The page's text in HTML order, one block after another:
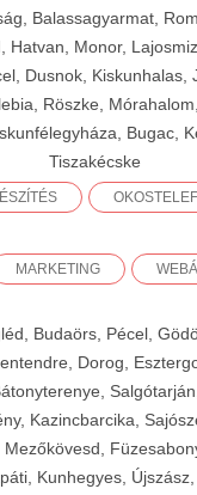
Balassagyarmat,
Hatvan, Monor,
Dusnok, Kiskunhalas,
Röszke,
Bugac,
Tiszakécske
MARKETING
Budaörs, Pécel,
Dorog,
Kazincbarcika,
Kunhegyes, Újszász,